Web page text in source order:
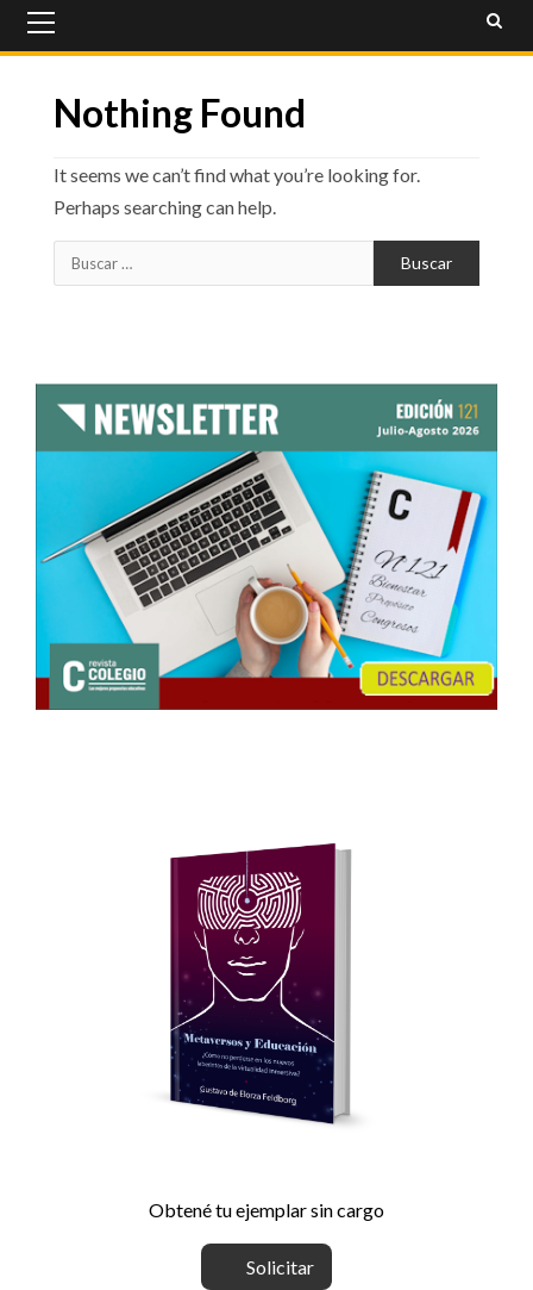
Menu
Nothing Found
It seems we can’t find what you’re looking for.
Perhaps searching can help.
Buscar:
Obtené tu ejemplar sin cargo
Solicitar